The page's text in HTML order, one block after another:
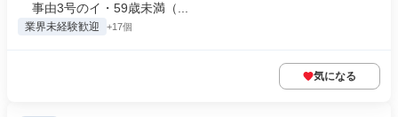
事由3号のイ・59歳未満（...
業界未経験歓迎 +17個
気になる